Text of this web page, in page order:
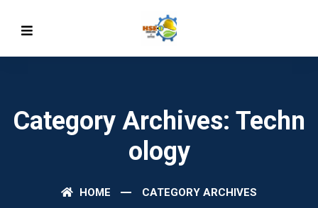
Category Archives: Techn
Ology
HOME CATEGORY ARCHIVES